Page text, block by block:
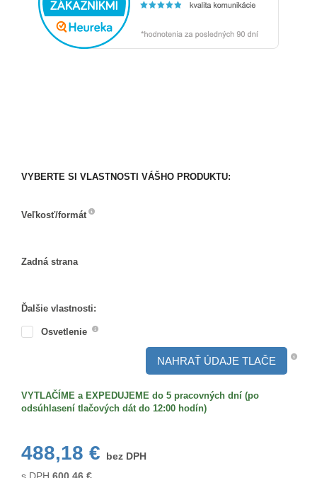
VYBERTE SI VLASTNOSTI VÁŠHO PRODUKTU:
Veľkosť/formát
Zadná strana
strana
Ďalšie vlastnosti:
Osvetlenie
NAHRAŤ ÚDAJE TLAČE
VYTLAČÍME a EXPEDUJEME do 5 pracovných dní (po
odsúhlasení tlačových dát do 12:00 hodín)
488,18 €
bez DPH